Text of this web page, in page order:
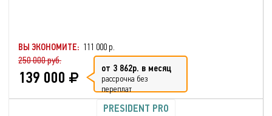
ВЫ ЭКОНОМИТЕ: 111 000 р.
250 000 руб.
139 000 от 3 862р. в месяц
рассрочка без
переплат
PRESIDENT PRO